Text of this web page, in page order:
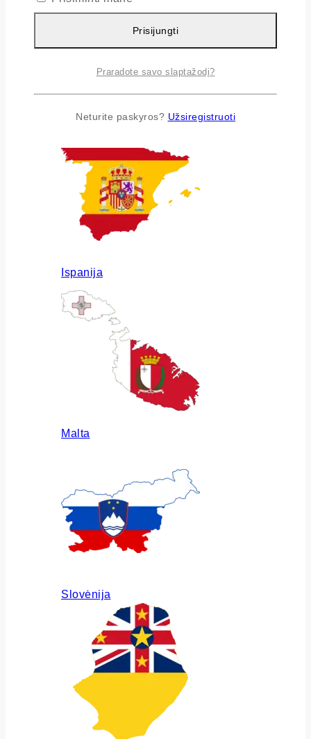
Airija
Ispanija
Malta
Slovėnija
Prisijungti
Praradote savo slaptažodį?
Neturite paskyros? Užsiregistruoti